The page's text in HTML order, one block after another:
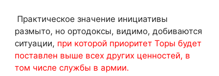
Практическое значение инициативы
размыто, но ортодоксы, видимо, добиваются
ситуации, при которой приоритет Торы будет
поставлен выше всех других ценностей, в
том числе службы в армии.